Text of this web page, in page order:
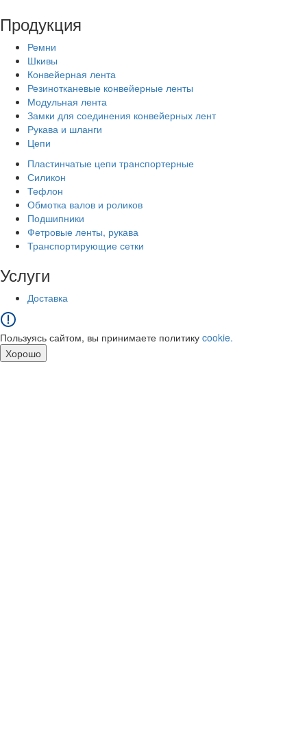
Продукция
Ремни
Шкивы
Конвейерная лента
Резинотканевые конвейерные ленты
Модульная лента
Замки для соединения конвейерных лент
Рукава и шланги
Цепи
Пластинчатые цепи транспортерные
Силикон
Тефлон
Обмотка валов и роликов
Подшипники
Фетровые ленты, рукава
Транспортирующие сетки
Услуги
Доставка
Пользуясь сайтом, вы принимаете политику cookie.
Хорошо